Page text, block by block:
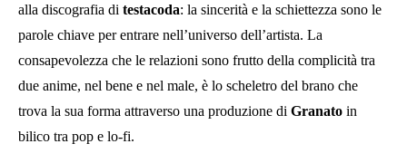
alla discografia di testacoda: la sincerità e la schiettezza sono le
parole chiave per entrare nell’universo dell’artista. La
consapevolezza che le relazioni sono frutto della complicità tra
due anime, nel bene e nel male, è lo scheletro del brano che
trova la sua forma attraverso una produzione di Granato in
bilico tra pop e lo-fi.